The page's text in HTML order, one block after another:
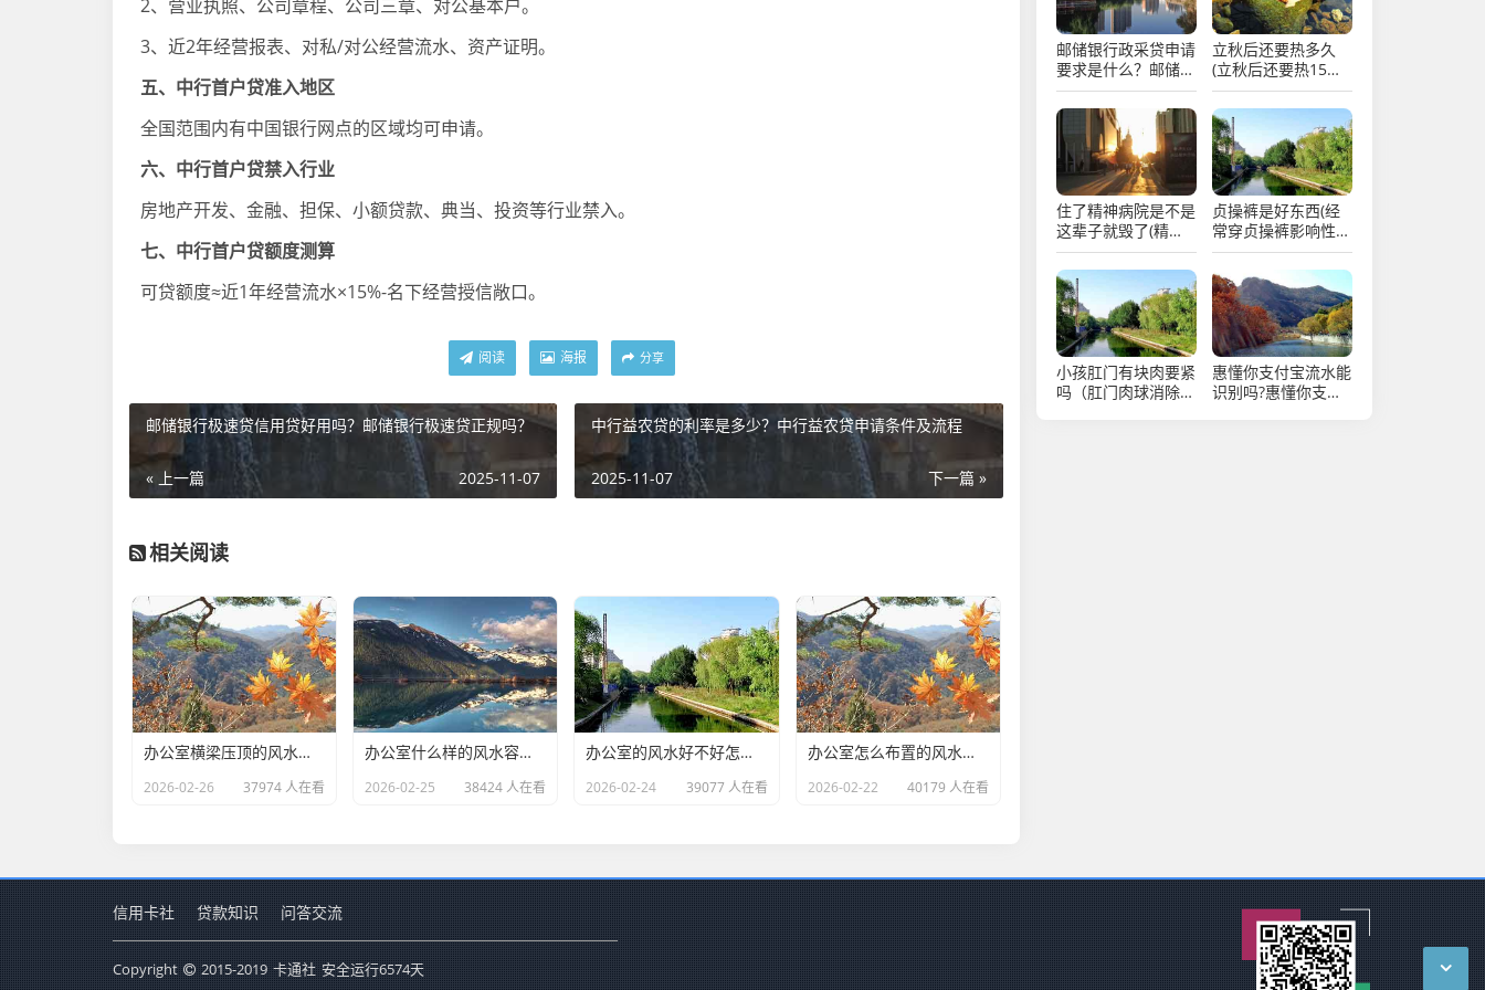
2、营业执照、公司章程、公司三章、对公基本户。
3、近2年经营报表、对私/对公经营流水、资产证明。
五、中行首户贷准入地区
全国范围内有中国银行网点的区域均可申请。
六、中行首户贷禁入行业
房地产开发、金融、担保、小额贷款、典当、投资等行业禁入。
七、中行首户贷额度测算
可贷额度≈近1年经营流水×15%-名下经营授信敞口。
阅读 海报 分享
邮储银行极速贷信用贷好用吗？邮储银行极速贷正规吗？
« 上一篇 2025-11-07
中行益农贷的利率是多少？中行益农贷申请条件及流程
下一篇 »
2025-11-07
相关阅读
办公室横梁压顶的风水好不好(办公室不良的风水有哪些)
2026-02-26 37974 人在看
办公室什么样的风水容易生病(办公室没有窗户的风水化解小妙招)
2026-02-25 38424 人在看
办公室的风水好不好怎么判断(办公室植物摆放的风水知识你知道多少)
2026-02-24 39077 人在看
办公室怎么布置的风水好(办公室工位怎么摆放可以留得住员工)
2026-02-22 40179 人在看
邮储银行政采贷申请
要求是什么？邮储银
行政采贷产品大纲
立秋后还要热多久
(立秋后还要热15至
30天对吗)
住了精神病院是不是
这辈子就毁了(精神
病家属最可怜了)
贞操裤是好东西(经
常穿贞操裤影响性生
活)
小孩肛门有块肉要紧
吗（肛门肉球消除最
惠懂你支付宝流水能
识别吗?惠懂你支持
信用卡社 贷款知识 问答交流
Copyright 2015-2019 卡通社 安全运行6574天